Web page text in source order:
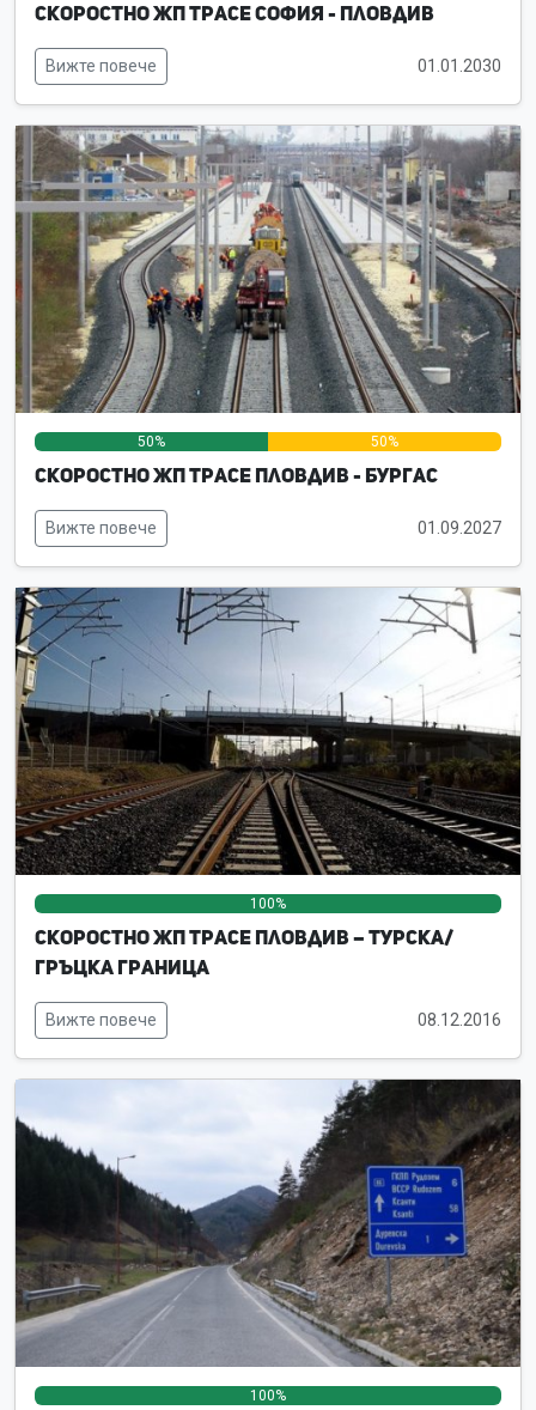
Скоростно жп трасе София - Пловдив
Вижте повече 01.01.2030
50% 50%
Скоростно жп трасе Пловдив - Бургас
Вижте повече 01.09.2027
100%
Скоростно жп трасе Пловдив – турска/
гръцка граница
Вижте повече 08.12.2016
100%